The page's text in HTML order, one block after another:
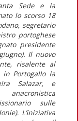
Sede e la
lo scorso 18
segretario
portoghese
presidente
Il nuovo
risalente al
Portogallo la
Salazar, e
sulle
L’iniziativa